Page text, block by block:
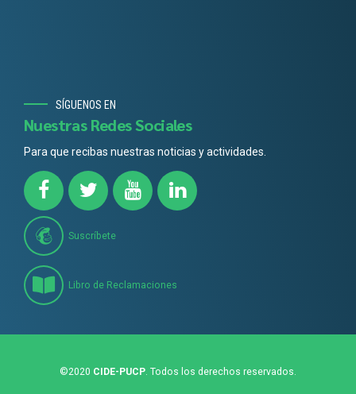
SÍGUENOS EN
Nuestras Redes Sociales
Para que recibas nuestras noticias y actividades.
Suscríbete
Libro de Reclamaciones
©2020 CIDE-PUCP. Todos los derechos reservados.